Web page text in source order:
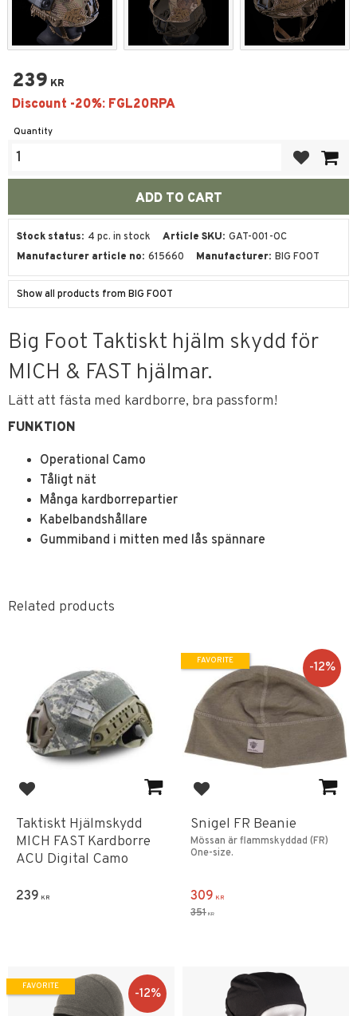
239 KR
Quantity
Stock status 4 pc. in stock Article SKU GAT-001-OC
Manufacturer article no 615660 Manufacturer BIG FOOT
Show all products from BIG FOOT
Big Foot Taktiskt hjälm skydd för
MICH & FAST hjälmar.
Lätt att fästa med kardborre, bra passform!
FUNKTION
Operational Camo
Tåligt nät
Många kardborrepartier
Kabelbandshållare
Gummiband i mitten med lås spännare
Related products
Add to favorites
Taktiskt Hjälmskydd
MICH FAST Kardborre
ACU Digital Camo
239 KR
Add to favorites
Snigel FR Beanie
Mössan är flammskyddad (FR)
One-size.
309 KR
351 KR
12%
FAVORITE
12%
FAVORITE